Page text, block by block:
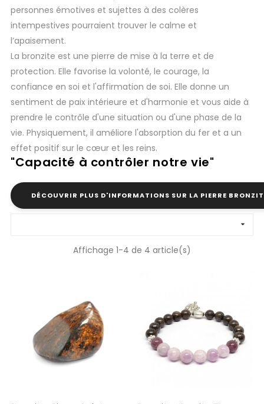
personnes émotives et sujettes à des colères
intempestives pourraient trouver le calme et
l’apaisement.
La bronzite est une pierre de mise à la terre et de
protection. Elle favorise la volonté, le courage, la
confiance en soi et l'affirmation de soi. Elle donne un
sentiment de paix intérieure et d'harmonie et vous aide à
prendre le contrôle d'une situation ou d'une phase de la
vie. Physiquement, il améliore l'absorption du fer et a un
effet positif sur le cœur et les reins.
"Capacité à contrôler notre vie"
DÉCOUVRIR PLUS D'INFORMATIONS SUR LA PIERRE

Affichage 1-4 de 4 article(s)